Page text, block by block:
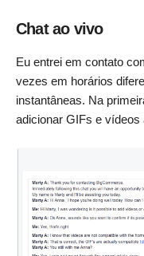
Chat ao vivo
Eu entrei em contato
vezes em horários
instantâneas. Na
adicionar GIFs e vídeos